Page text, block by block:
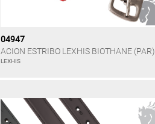
04947
ACION ESTRIBO LEXHIS BIOTHANE (PAR)
LEXHIS